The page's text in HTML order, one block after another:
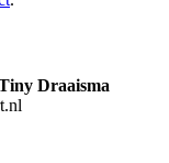
Draaisma